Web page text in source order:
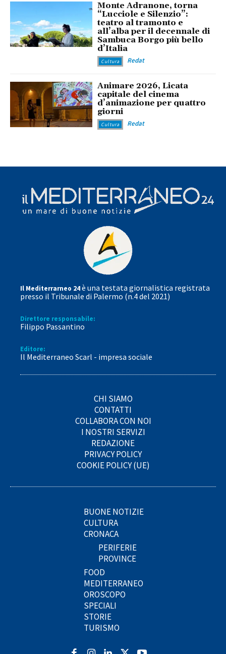
Monte Adranone, torna
“Lucciole e Silenzio”:
teatro al tramonto e
all’alba per il decennale di
Sambuca Borgo più bello
d’Italia
Cultura Redat
Animare 2026, Licata
capitale del cinema
d’animazione per quattro
giorni
Cultura Redat
Il Mediterrarneo 24è una testata giornalistica registrata
presso il Tribunale di Palermo (n.4 del 2021)
Direttore responsabile:
Filippo Passantino
Editore:
Il Mediterraneo Scarl - impresa sociale
CHI SIAMO
CONTATTI
COLLABORA CON NOI
I NOSTRI SERVIZI
REDAZIONE
PRIVACY POLICY
COOKIE POLICY (UE)
BUONE NOTIZIE
CULTURA
CRONACA
PERIFERIE
PROVINCE
FOOD
MEDITERRANEO
OROSCOPO
SPECIALI
STORIE
TURISMO